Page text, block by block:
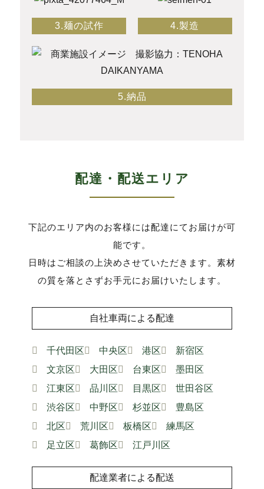
3.麺の試作 4.製造
5.納品
配達・配送エリア
下記のエリア内のお客様には配達にてお届けが可
能です。
日時はご相談の上決めさせていただきます。素材
の質を落とさずお手元にお届けいたします。
自社車両による配達
千代田区 中央区 港区
新宿区
文京区
大田区 台東区
墨田区
江東区
品川区 目黒区
世田谷区
渋谷区
中野区 杉並区
豊島区
北区
荒川区 板橋区
練馬区
足立区
葛飾区 江戸川区
配達業者による配送